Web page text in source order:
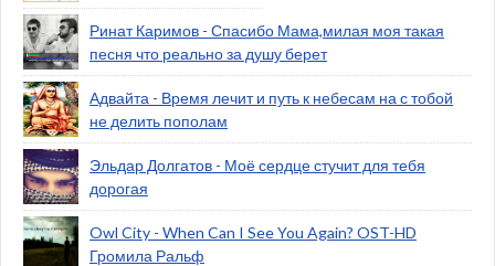
Ринат Каримов - Спасибо Мама,милая моя такая
песня что реально за душу берет
Адвайта - Время лечит и путь к небесам на с тобой
не делить пополам
Эльдар Долгатов - Моё сердце стучит для тебя
дорогая
Owl City - When Can I See You Again? OST-HD
Громила Ральф